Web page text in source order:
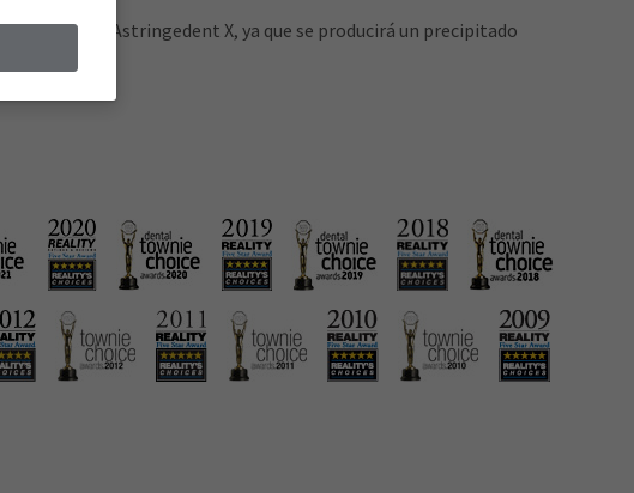
y Astringedent X, ya que se producirá un precipitado